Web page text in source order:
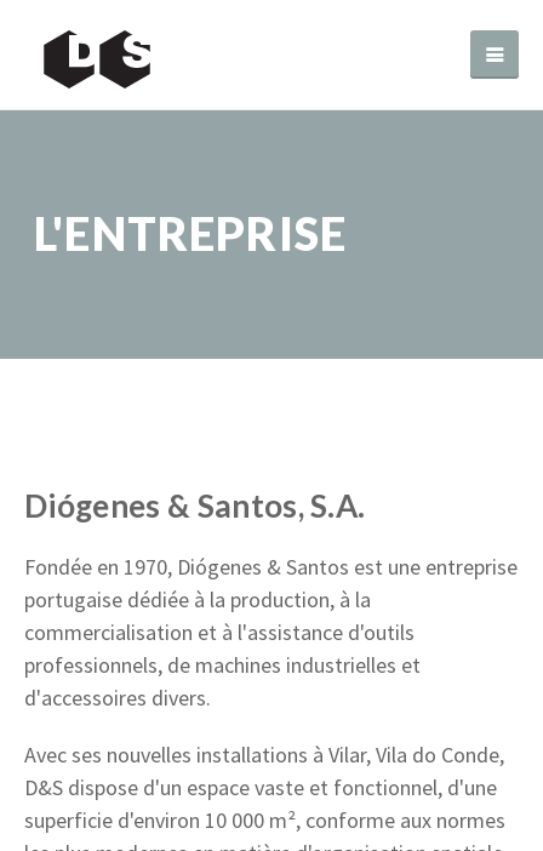
L'ENTREPRISE
Diógenes & Santos, S.A.
Fondée en 1970, Diógenes & Santos est une entreprise
portugaise dédiée à la production, à la
commercialisation et à l'assistance d'outils
professionnels, de machines industrielles et
d'accessoires divers.
Avec ses nouvelles installations à Vilar, Vila do Conde,
D&S dispose d'un espace vaste et fonctionnel, d'une
superficie d'environ 10 000 m², conforme aux normes